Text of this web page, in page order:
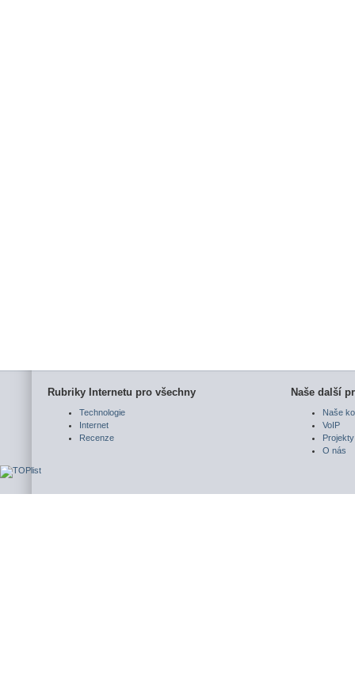
Rubriky Internetu pro všechny
Technologie
Internet
Recenze
Naše další
Naše
VoIP
Projekty
O nás